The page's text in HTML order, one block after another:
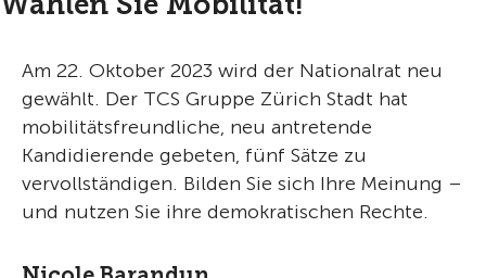
Am 22. Oktober 2023 wird der Nationalrat neu
gewählt. Der TCS Gruppe Zürich Stadt hat
mobilitätsfreundliche, neu antretende
Kandidierende gebeten, fünf Sätze zu
vervollständigen. Bilden Sie sich Ihre Meinung –
und nutzen Sie ihre demokratischen Rechte.